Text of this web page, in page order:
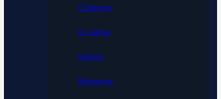
O Dativery
Co umíme
Partneři
Reference